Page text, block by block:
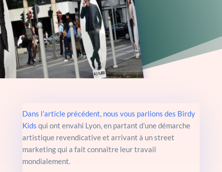
Dans l’article précédent, nous vous parlions des Birdy
Kids qui ont envahi Lyon, en partant d’une démarche
artistique revendicative et arrivant à un street
marketing qui a fait connaître leur travail
mondialement.